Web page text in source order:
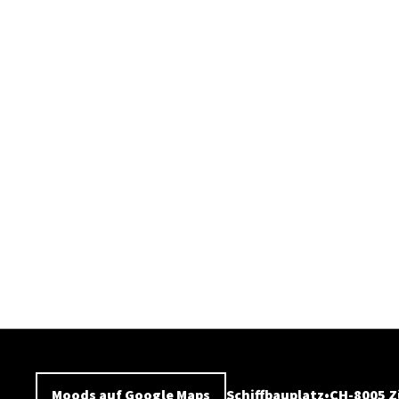
Moods auf Google Maps Schiffbauplatz CH-8005